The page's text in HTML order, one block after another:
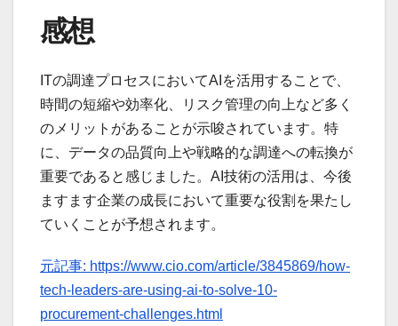
感想
ITの調達プロセスにおいてAIを活用することで、
時間の短縮や効率化、リスク管理の向上など多く
のメリットがあることが示唆されています。特
に、データの品質向上や戦略的な調達への転換が
重要であると感じました。AI技術の活用は、今後
ますます企業の成長において重要な役割を果たし
ていくことが予想されます。
元記事: https://www.cio.com/article/3845869/how-
tech-leaders-are-using-ai-to-solve-10-
procurement-challenges.html